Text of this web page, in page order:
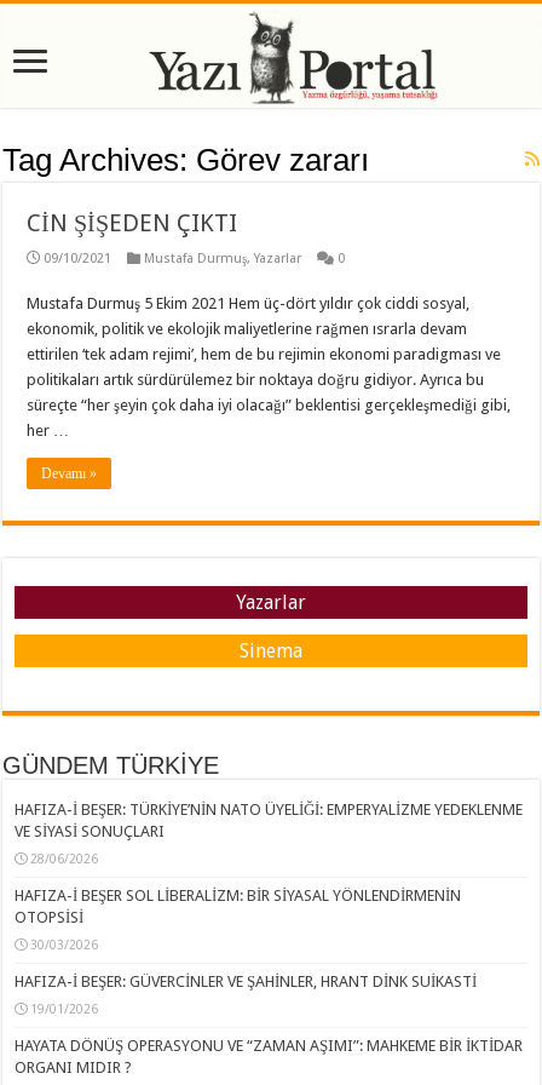
Tag Archives: Görev zararı
CİN ŞİŞEDEN ÇIKTI
09/10/2021 Mustafa Durmuş,Yazarlar 0
Mustafa Durmuş 5 Ekim 2021 Hem üç-dört yıldır çok ciddi sosyal,
ekonomik, politik ve ekolojik maliyetlerine rağmen ısrarla devam
ettirilen ‘tek adam rejimi’, hem de bu rejimin ekonomi paradigması ve
politikaları artık sürdürülemez bir noktaya doğru gidiyor. Ayrıca bu
süreçte “her şeyin çok daha iyi olacağı” beklentisi gerçekleşmediği gibi,
her …
Devamı »
Yazarlar
Sinema
GÜNDEM TÜRKİYE
HAFIZA-İ BEŞER: TÜRKİYE’NİN NATO ÜYELİĞİ: EMPERYALİZME YEDEKLENME
VE SİYASİ SONUÇLARI
28/06/2026
HAFIZA-İ BEŞER SOL LİBERALİZM: BİR SİYASAL YÖNLENDİRMENİN
OTOPSİSİ
30/03/2026
HAFIZA-İ BEŞER: GÜVERCİNLER VE ŞAHİNLER, HRANT DİNK SUİKASTİ
19/01/2026
HAYATA DÖNÜŞ OPERASYONU VE “ZAMAN AŞIMI”: MAHKEME BİR İKTİDAR
ORGANI MIDIR ?